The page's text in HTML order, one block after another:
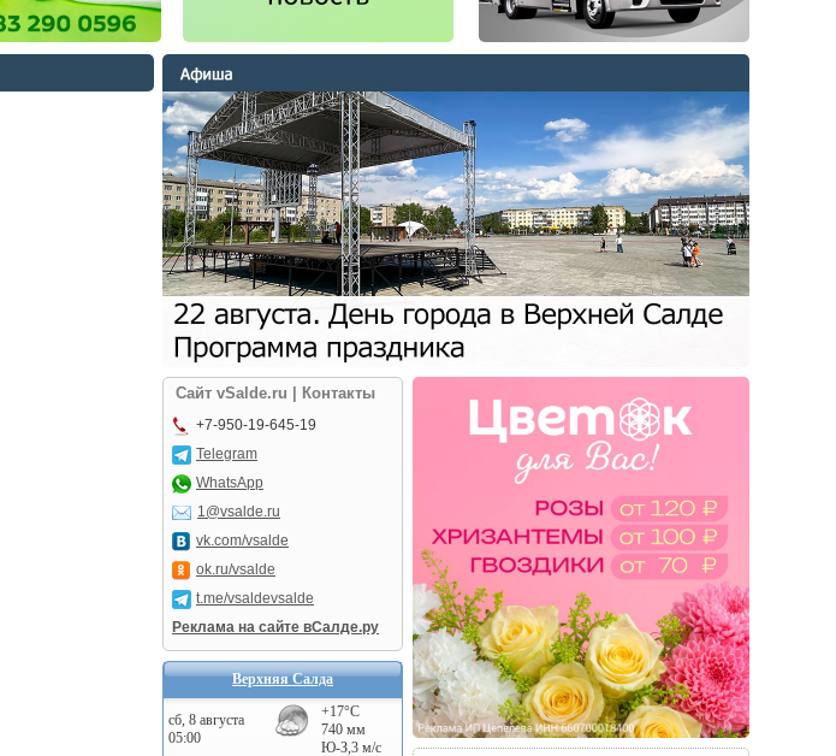
Сайт vSalde.ru | Контакты
+7-950-19-645-19
Telegram
WhatsApp
1@vsalde.ru
vk.com/vsalde
ok.ru/vsalde
t.me/vsaldevsalde
Реклама на сайте вСалде.ру
Верхняя Салда